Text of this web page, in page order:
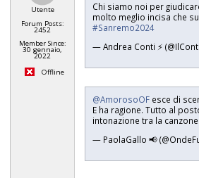
Utente
Forum Posts:
2452
Member Since:
30 gennaio,
2022
Offline
Chi siamo noi per
molto meglio incisa che
#Sanremo2024
— Andrea Conti ⚡️
@AmorosoOF esce di
E ha ragione. Tutto al
intonazione tra la
— PaolaGallo 📢